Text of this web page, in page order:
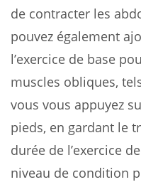
de contracter les
pouvez également
l’exercice de base
muscles obliques,
vous vous appuyez
pieds, en gardant le
durée de l’exercice
niveau de condition